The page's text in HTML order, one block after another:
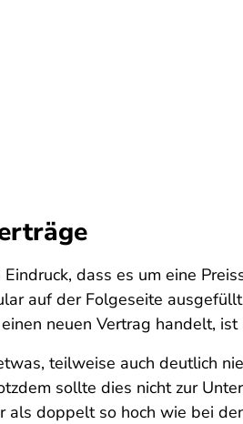
dass es um eine
auf der Folgeseite
neuen Vertrag handelt,
teilweise auch deutlich
sollte dies nicht zur
als doppelt so hoch wie bei